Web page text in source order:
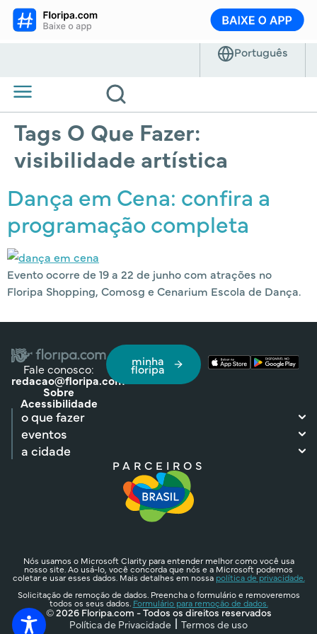
Tags O Que Fazer:
visibilidade artística
Dança em Cena: confira a
programação completa
Evento ocorre de 19 a 22 de junho com atrações no
Floripa Shopping, Comosg e Cenarium Escola de Dança.
Fale conosco:
redacao@floripa.com
Sobre
Acessibilidade
minha
floripa
o que fazer
eventos
a cidade
PARCEIROS
Nós usamos o Microsoft Clarity para entender melhor como você usa
nosso site. Ao usá-lo, você concorda que nós e a Microsoft podemos
coletar e usar esses dados. Mais detalhes em nossa política de privacidade.
Solicitação de remoção de dados. Preencha o formulário e removeremos
todos os seus dados. Formulário para remoção de dados.
© 2026 Floripa.com - Todos os direitos reservados
Política de Privacidade
Termos de uso